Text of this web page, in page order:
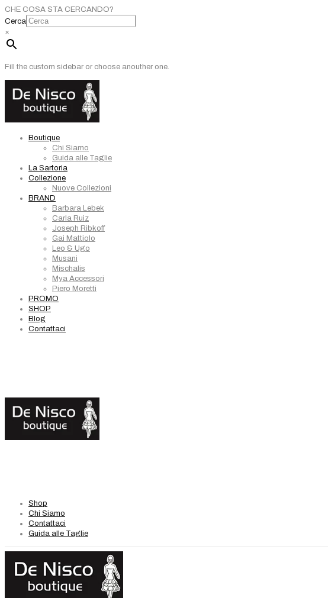
CHE COSA STA CERCANDO?
Cerca
×
Fill the custom sidebar or choose anouther one.
Boutique
Chi Siamo
Guida alle Taglie
La Sartoria
Collezione
Nuove Collezioni
BRAND
Barbara Lebek
Carla Ruiz
Joseph Ribkoff
Gai Mattiolo
Leo & Ugo
Musani
Mischalis
Mya Accessori
Piero Moretti
PROMO
SHOP
Blog
Contattaci
Shop
Chi Siamo
Contattaci
Guida alle Taglie